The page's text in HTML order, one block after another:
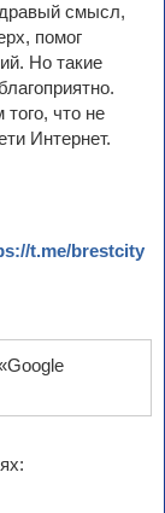
смысл,
помог
Но такие
что не
Интернет.
t.me/brestcity